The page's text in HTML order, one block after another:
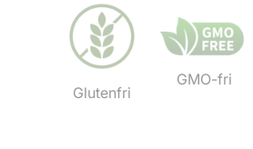
Glutenfri
GMO-fri